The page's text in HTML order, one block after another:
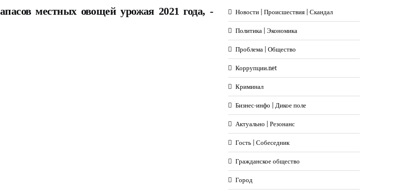
местных овощей урожая 2021 года, -
Новости | Происшествия | Скандал
Политика | Экономика
Проблема | Общество
Коррупции.net
Криминал
Бизнес-инфо | Дикое поле
Актуально | Резонанс
Гость | Собеседник
Гражданское общество
Город